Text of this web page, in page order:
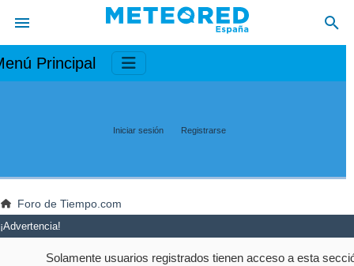
Principal
Iniciar sesión Registrarse
Foro de Tiempo.com
¡Advertencia!
Solamente usuarios registrados tienen acceso a esta